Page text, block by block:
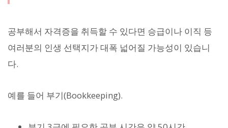
공부해서 자격증을 취득할 수 있다면 승급이나 이직 등
여러분의 인생 선택지가 대폭 넓어질 가능성이 있습니
다.
예를 들어 부기(Bookkeeping).